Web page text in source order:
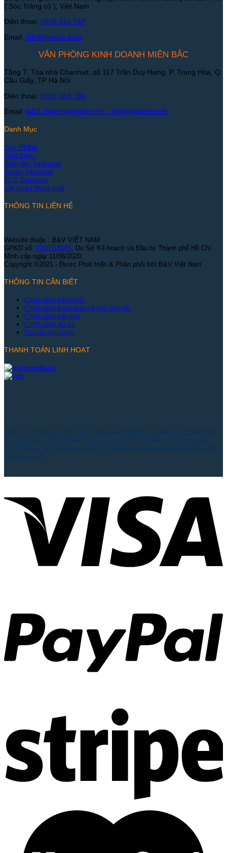
( Sóc Trăng cũ ), Việt Nam
Điện thoại: 0938 416 567
Email: info@bvtech.tech
VĂN PHÒNG KINH DOANH MIỀN BẮC
Tầng 7, Tòa nhà Charmvit, số 117 Trần Duy Hưng, P. Trung Hòa, Q.
Cầu Giấy, TP Hà Nội
Điện thoại: 0988 568 790
Email: kd01.bvtech@gmail.com - info@bvtech.tech
Danh Mục
Sản Phẩm
Giới thiệu
Biến tần Yaskawa
Servo Yaskawa
PLC Siemens
Vật tư tự động hoá
THÔNG TIN LIÊN HỆ
Website thuộc : B&V VIỆT NAM
GPKD số: 0316318085 , Do Sở Kế hoạch và Đầu tư Thành phố Hồ Chí
Minh cấp ngày 11/06/2020.
Copyright ©2021 - Được Phát triển & Phân phối bởi B&V Việt Nam
THÔNG TIN CẦN BIẾT
Chính sách bảo hành
Chính sách thanh toán và Vận Chuyển
Chính sách bảo mật
Chính sách đổi trả
Tra cứu đơn hàng
THANH TOÁN LINH HOẠT
Biến tần Yaskawa Bien tan Yaskawa Biến tần Yaskawa A1000 Biến
tần Yaskawa E1000 Biến tần Yaskawa V1000 Biến tần Yaskawa
J1000 Biến tần Yaskawa GA700 Biến tần Yaskawa GA500 Biến tần
Yaskawa G7